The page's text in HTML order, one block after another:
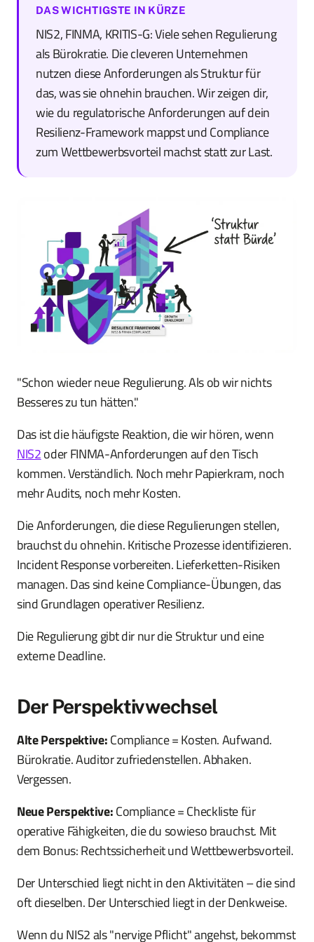
DAS WICHTIGSTE IN KÜRZE
NIS2, FINMA, KRITIS-G: Viele sehen Regulierung
als Bürokratie. Die cleveren Unternehmen
nutzen diese Anforderungen als Struktur für
das, was sie ohnehin brauchen. Wir zeigen dir,
wie du regulatorische Anforderungen auf dein
Resilienz-Framework mappst und Compliance
zum Wettbewerbsvorteil machst statt zur Last.
"Schon wieder neue Regulierung. Als ob wir nichts
Besseres zu tun hätten."
Das ist die häufigste Reaktion, die wir hören, wenn
NIS2oder FINMA-Anforderungen auf den Tisch
kommen. Verständlich. Noch mehr Papierkram, noch
mehr Audits, noch mehr Kosten.
Die Anforderungen, die diese Regulierungen stellen,
brauchst du ohnehin. Kritische Prozesse identifizieren.
Incident Response vorbereiten. Lieferketten-Risiken
managen. Das sind keine Compliance-Übungen, das
sind Grundlagen operativer Resilienz.
Die Regulierung gibt dir nur die Struktur und eine
externe Deadline.
Der Perspektivwechsel
Alte Perspektive:Compliance = Kosten. Aufwand.
Bürokratie. Auditor zufriedenstellen. Abhaken.
Vergessen.
Neue Perspektive:Compliance = Checkliste für
operative Fähigkeiten, die du sowieso brauchst. Mit
dem Bonus: Rechtssicherheit und Wettbewerbsvorteil.
Der Unterschied liegt nicht in den Aktivitäten – die sind
oft dieselben. Der Unterschied liegt in der Denkweise.
Wenn du NIS2 als "nervige Pflicht" angehst, bekommst